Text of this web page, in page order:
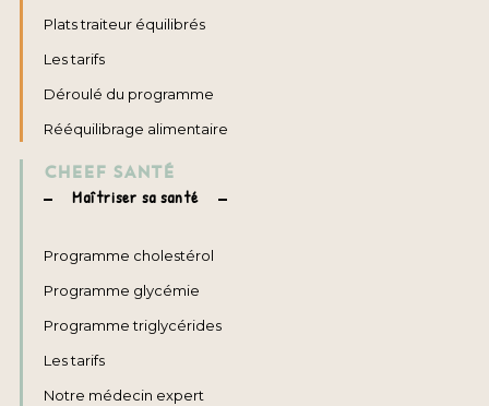
Plats traiteur équilibrés
Les tarifs
Déroulé du programme
Rééquilibrage alimentaire
CHEEF SANTÉ
Maîtriser sa santé
Programme cholestérol
Programme glycémie
Programme triglycérides
Les tarifs
Notre médecin expert